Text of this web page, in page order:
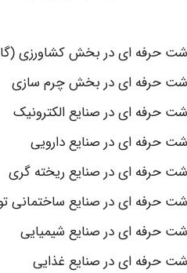
حرفه ای در بخش کشاورزی
حرفه ای در بخش چرم سازی
حرفه ای در صنایع الکترونیک
حرفه ای در صنایع دارویی
حرفه ای در صنایع ریخته گری
حرفه ای در صنایع ساختمانی
حرفه ای در صنایع شیمیایی
حرفه ای در صنایع غذایی